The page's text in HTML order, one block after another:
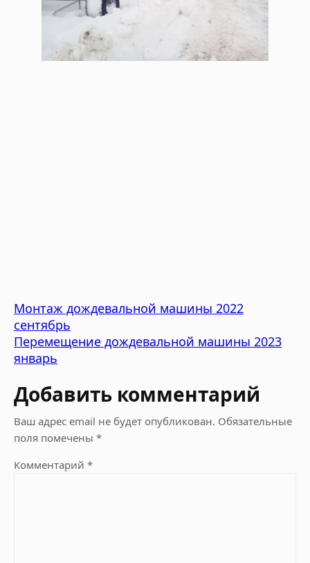
Монтаж дождевальной машины 2022
сентябрь
Перемещение дождевальной машины 2023
январь
Добавить комментарий
Ваш адрес email не будет опубликован. Обязательные
поля помечены *
Комментарий *